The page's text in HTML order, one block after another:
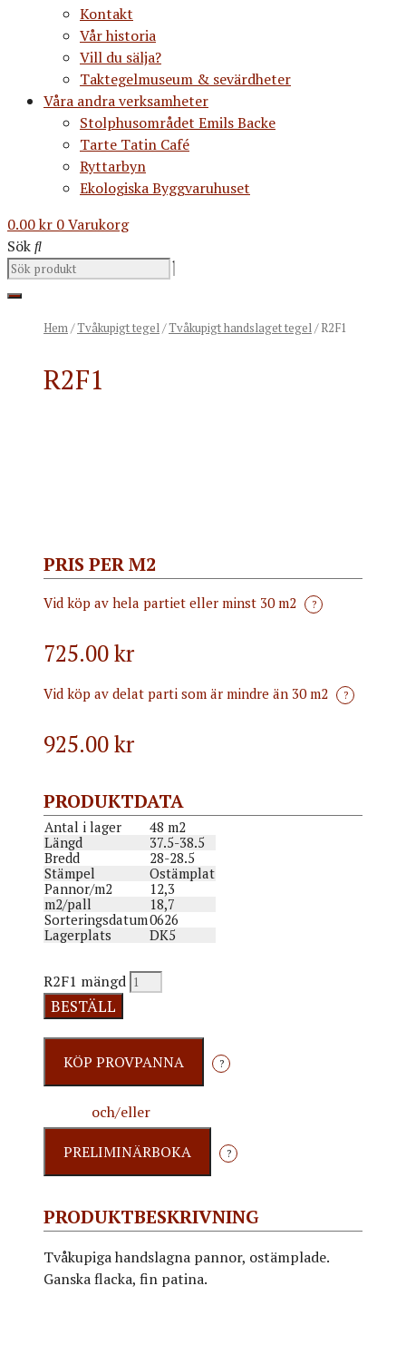
Kontakt
Vår historia
Vill du sälja?
Taktegelmuseum & sevärdheter
Våra andra verksamheter
Stolphusområdet Emils Backe
Tarte Tatin Café
Ryttarbyn
Ekologiska Byggvaruhuset
0.00kr 0Varukorg
Sök
Hem/Tvåkupigt tegel/Tvåkupigt handslaget tegel/ R2F1
R2F1
PRIS PER M2
Vid köp av hela partiet eller minst 30 m2 ?
725.00 kr
Vid köp av delat parti som är mindre än 30 m2 ?
925.00kr
PRODUKTDATA
Antal i lager
48 m2
Längd
37.5-38.5
Bredd
28-28.5
Stämpel
Ostämplat
Pannor/m2
12,3
m2/pall
18,7
Sorteringsdatum0626
Lagerplats
DK5
R2F1 mängd
BESTÄLL
?
och/eller
?
PRODUKTBESKRIVNING
Tvåkupiga handslagna pannor, ostämplade.
Ganska flacka, fin patina.